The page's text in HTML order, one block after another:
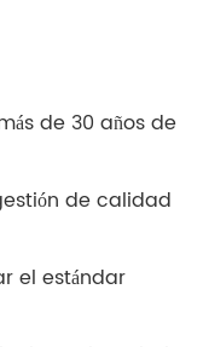
de 30 años de
de calidad
el estándar